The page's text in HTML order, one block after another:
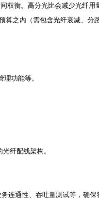
权衡。高分光比会减少光纤用
算之内（需包含光纤衰减、分
功能等。
纤配线架构。
连通性、吞吐量测试等，确保